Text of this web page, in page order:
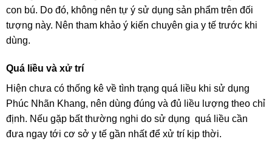
con bú. Do đó, không nên tự ý sử dụng sản phẩm trên đối
tượng này. Nên tham khảo ý kiến chuyên gia y tế trước khi
dùng.
Quá liều và xử trí
Hiện chưa có thống kê về tình trạng quá liều khi sử dụng
Phúc Nhãn Khang, nên dùng đúng và đủ liều lượng theo chỉ
định. Nếu gặp bất thường nghi do sử dụng quá liều cần
đưa ngay tới cơ sở y tế gần nhất để xử trí kịp thời.